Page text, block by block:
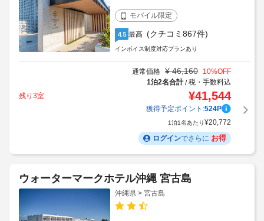
モバイル限定
4.5 最高 (クチコミ867件)
インボイス制度対応プランあり
通常価格 ¥ 46,160 10%OFF
1泊2名合計/税・手数料込
残り3室
¥41,544
獲得予定ポイント:524P
1泊1名あたり¥20,772
ログインでさらに お得
ウォーターマークホテル沖縄 宮古島
沖縄県 > 宮古島